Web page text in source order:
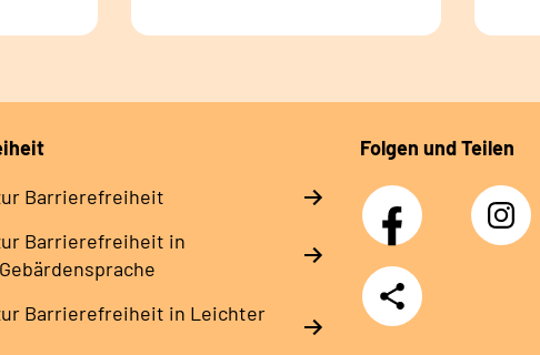
Barrierefreiheit
Barrierefreiheit in
Barrierefreiheit in Leichter
Folgen und Teilen
Facebook Instagram
Teilen